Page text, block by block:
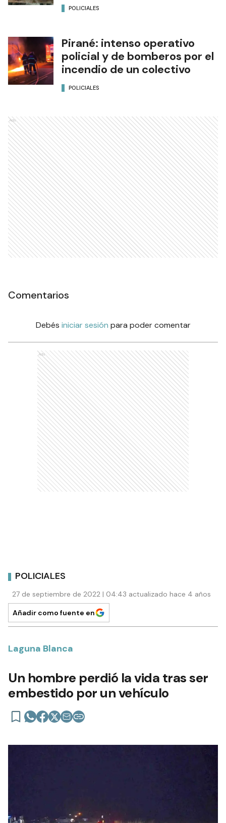
POLICIALES
Pirané: intenso operativo
policial y de bomberos por el
incendio de un colectivo
POLICIALES
Ads
Comentarios
Debés iniciar sesión para poder comentar
Ads
POLICIALES
27 de septiembre de 2022 | 04:43 actualizado hace 4 años
Añadir como fuente en
Laguna Blanca
Un hombre perdió la vida tras ser
embestido por un vehículo